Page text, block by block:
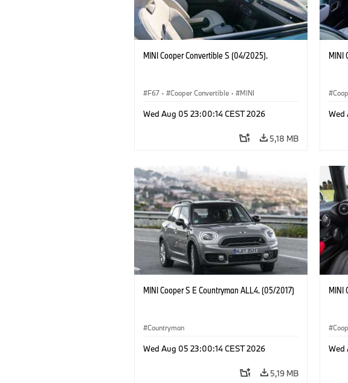
MINI Cooper Convertible S (04/2025).
F67 · Cooper Convertible · MINI
Wed Aug 05 23:00:14 CEST 2026
5,18 MB
MINI
Wed
MINI Cooper S E Countryman ALL4. (05/2017)
Countryman
Wed Aug 05 23:00:14 CEST 2026
5,19 MB
MINI
Wed